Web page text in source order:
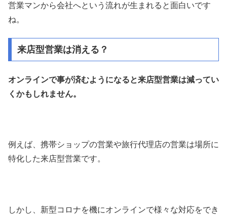
営業マンから会社へという流れが生まれると面白いです
ね。
来店型営業は消える？
オンラインで事が済むようになると来店型営業は減ってい
くかもしれません。
例えば、携帯ショップの営業や旅行代理店の営業は場所に
特化した来店型営業です。
しかし、新型コロナを機にオンラインで様々な対応をでき